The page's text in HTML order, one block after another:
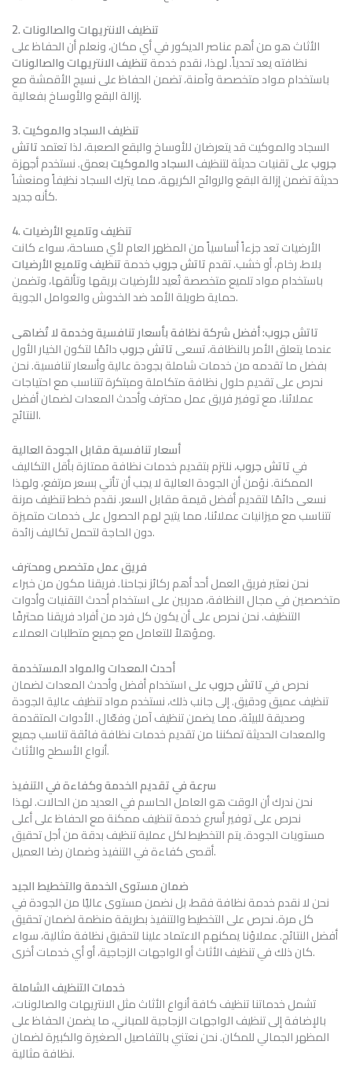
2. تنظيف الانتريهات والصالونات
الأثاث هو من أهم عناصر الديكور في أي مكان، ونعلم أن الحفاظ على
نظافته يعد تحدياً. لهذا، نقدم خدمةتنظيف الانتريهات والصالونات
باستخدام مواد متخصصة وآمنة، تضمن الحفاظ على نسيج الأقمشة مع
إزالة البقع والأوساخ بفعالية.
3. تنظيف السجاد والموكيت
السجاد والموكيت قد يتعرضان للأوساخ والبقع الصعبة، لذا تعتمدتاتش
جروبعلى تقنيات حديثة لتنظيفالسجاد والموكيتبعمق. نستخدم أجهزة
حديثة تضمن إزالة البقع والروائح الكريهة، مما يترك السجاد نظيفاً ومنعشاً
كأنه جديد.
4. تنظيف وتلميع الأرضيات
الأرضيات تعد جزءاً أساسياً من المظهر العام لأي مساحة، سواء كانت
بلاط، رخام، أو خشب. تقدمتاتش جروبخدمةتنظيف وتلميع الأرضيات
باستخدام مواد تلميع متخصصة تُعيد للأرضيات بريقها وتألقها، وتضمن
حماية طويلة الأمد ضد الخدوش والعوامل الجوية.
تاتش جروب: أفضل شركة نظافة بأسعار تنافسية وخدمة لا تُضاهى
عندما يتعلق الأمر بالنظافة، تسعىتاتش جروبدائمًا لتكون الخيار الأول
بفضل ما تقدمه من خدمات شاملة بجودة عالية وأسعار تنافسية. نحن
نحرص على تقديم حلول نظافة متكاملة ومبتكرة تتناسب مع احتياجات
عملائنا، مع توفير فريق عمل محترف وأحدث المعدات لضمان أفضل
النتائج.
أسعار تنافسية مقابل الجودة العالية
فيتاتش جروب، نلتزم بتقديم خدمات نظافة ممتازة بأقل التكاليف
الممكنة. نؤمن أن الجودة العالية لا يجب أن تأتي بسعر مرتفع، ولهذا
نسعى دائمًا لتقديم أفضل قيمة مقابل السعر. نقدم خطط تنظيف مرنة
تتناسب مع ميزانيات عملائنا، مما يتيح لهم الحصول على خدمات متميزة
دون الحاجة لتحمل تكاليف زائدة.
فريق عمل متخصص ومحترف
نحن نعتبر فريق العمل أحد أهم ركائز نجاحنا. فريقنا مكون من خبراء
متخصصين في مجال النظافة، مدربين على استخدام أحدث التقنيات وأدوات
التنظيف. نحن نحرص على أن يكون كل فرد من أفراد فريقنا محترفًا
ومؤهلاً للتعامل مع جميع متطلبات العملاء.
أحدث المعدات والمواد المستخدمة
نحرص فيتاتش جروبعلى استخدام أفضل وأحدث المعدات لضمان
تنظيف عميق ودقيق. إلى جانب ذلك، نستخدم مواد تنظيف عالية الجودة
وصديقة للبيئة، مما يضمن تنظيف آمن وفعّال. الأدوات المتقدمة
والمعدات الحديثة تمكننا من تقديم خدمات نظافة فائقة تناسب جميع
أنواع الأسطح والأثاث.
سرعة في تقديم الخدمة وكفاءة في التنفيذ
نحن ندرك أن الوقت هو العامل الحاسم في العديد من الحالات. لهذا
نحرص على توفير أسرع خدمة تنظيف ممكنة مع الحفاظ على أعلى
مستويات الجودة. يتم التخطيط لكل عملية تنظيف بدقة من أجل تحقيق
أقصى كفاءة في التنفيذ وضمان رضا العميل.
ضمان مستوى الخدمة والتخطيط الجيد
نحن لا نقدم خدمة نظافة فقط، بل نضمن مستوى عاليًا من الجودة في
كل مرة. نحرص على التخطيط والتنفيذ بطريقة منظمة لضمان تحقيق
أفضل النتائج. عملاؤنا يمكنهم الاعتماد علينا لتحقيق نظافة مثالية، سواء
كان ذلك في تنظيف الأثاث أو الواجهات الزجاجية، أو أي خدمات أخرى.
خدمات التنظيف الشاملة
تشمل خدماتنا تنظيف كافة أنواع الأثاث مثل الانتريهات والصالونات،
بالإضافة إلى تنظيف الواجهات الزجاجية للمباني، ما يضمن الحفاظ على
المظهر الجمالي للمكان. نحن نعتني بالتفاصيل الصغيرة والكبيرة لضمان
نظافة مثالية.